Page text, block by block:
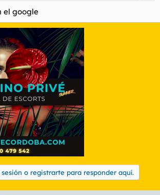
el google
o registrarte para responder aquí.